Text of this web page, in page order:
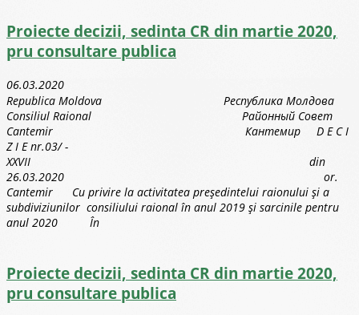
Proiecte decizii, sedinta CR din martie 2020,
pru consultare publica
06.03.2020
Republica Moldova Республика Молдова
Consiliul Raional Районный Совет
Cantemir Кантемир D E C I
Z I E nr.03/ -
XXVII din
26.03.2020 or.
Cantemir Cu privire la activitatea preşedintelui raionului şi a
subdiviziunilor consiliului raional în anul 2019 şi sarcinile pentru
anul 2020 În
Proiecte decizii, sedinta CR din martie 2020,
pru consultare publica